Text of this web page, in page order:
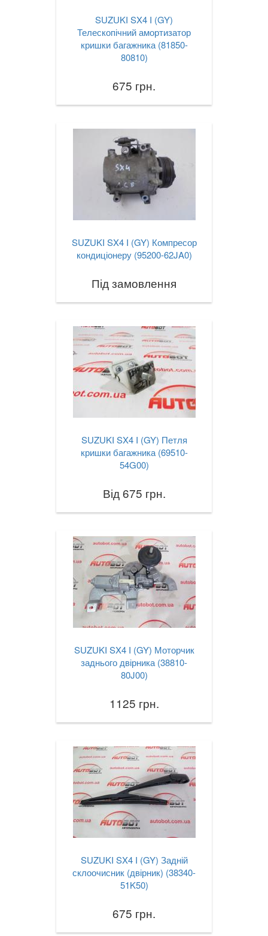
SUZUKI SX4 I (GY)
Телескопічний амортизатор
кришки багажника (81850-
80810)
675 грн.
SUZUKI SX4 I (GY) Компресор
кондиціонеру (95200-62JA0)
Під замовлення
SUZUKI SX4 I (GY) Петля
кришки багажника (69510-
54G00)
Від 675 грн.
SUZUKI SX4 I (GY) Моторчик
заднього двірника (38810-
80J00)
1125 грн.
SUZUKI SX4 I (GY) Задній
склоочисник (двірник) (38340-
51K50)
675 грн.